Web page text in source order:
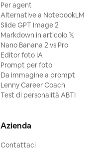
Per agent
Alternative a NotebookLM
Slide GPT Image 2
Markdown in articolo 𝕏
Nano Banana 2 vs Pro
Editor foto IA
Prompt per foto
Da immagine a prompt
Lenny Career Coach
Test di personalità ABTI
Azienda
Contattaci